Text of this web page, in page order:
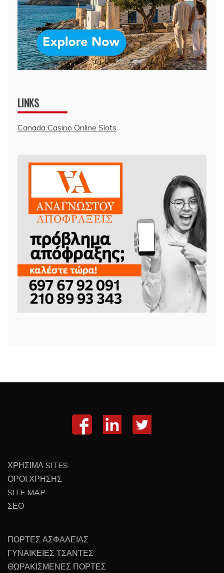
LINKS
Canada Casino Online Slots
ΧΡΗΣΙΜΑ SITES
ΟΡΟΙ ΧΡΗΣΗΣ
SITE MAP
ΣΕΟ
ΠΟΡΤΕΣ ΑΣΦΑΛΕΙΑΣ
ΓΥΝΑΙΚΕΙΕΣ ΤΣΑΝΤΕΣ
ΘΩΡΑΚΙΣΜΕΝΕΣ ΠΟΡΤΕΣ